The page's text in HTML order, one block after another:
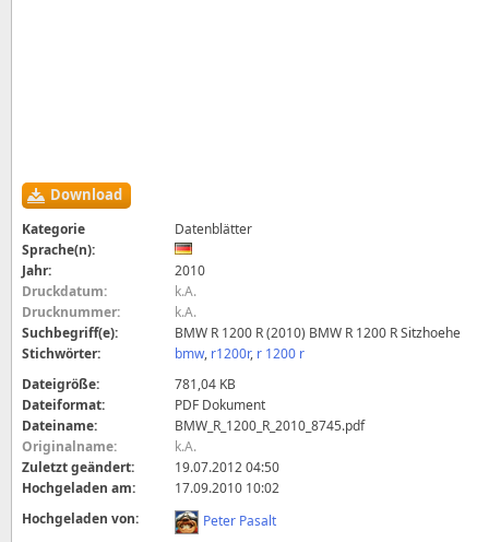
Download
Kategorie
Datenblätter
Sprache(n):
Jahr:
2010
Druckdatum:
k.A.
Drucknummer:
k.A.
Suchbegriff(e):
BMW R 1200 R (2010) BMW R 1200 R Sitzhoehe
Stichwörter:
bmw, r1200r, r 1200 r
Dateigröße:
781,04 KB
Dateiformat:
PDF Dokument
Dateiname:
BMW_R_1200_R_2010_8745.pdf
Originalname:
k.A.
Zuletzt geändert:
19.07.2012 04:50
Hochgeladen am:
17.09.2010 10:02
Hochgeladen von:
Peter Pasalt